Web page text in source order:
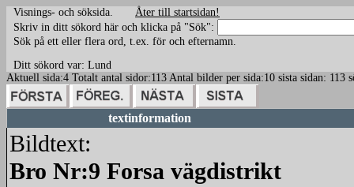
Visnings- och söksida. Åter till startsidan!
Skriv in ditt sökord här och klicka på "Sök":
Sök på ett eller flera ord, t.ex. för och efternamn.
Ditt sökord var: Lund
Aktuell sida:4 Totalt antal sidor:113 Antal bilder per sida:10 sista sidan:
textinformation
Bildtext:
Bro Nr:9 Forsa vägdistrikt